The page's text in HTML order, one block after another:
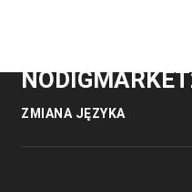
ZMIANA JĘZYKA